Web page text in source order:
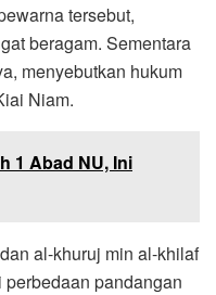
tersebut,
beragam. Sementara
menyebutkan hukum
Niam.
1 Abad NU, Ini
al-khuruj min al-khilaf
pandangan